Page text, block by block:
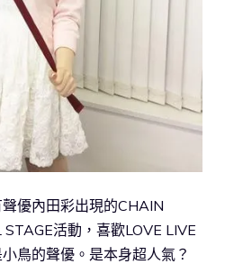
優內田彩出現的CHAIN
活動，喜歡LOVE LIVE
鳥的聲優。是本身超人氣？